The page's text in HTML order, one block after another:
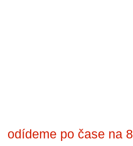
odídeme po čase na 8